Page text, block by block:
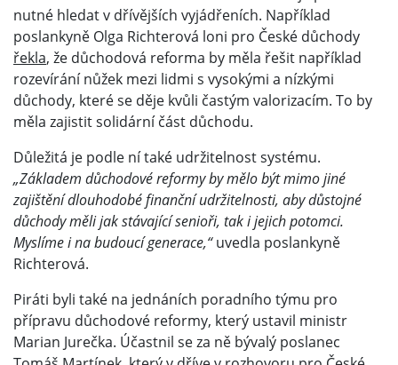
nutné hledat v dřívějších vyjádřeních. Například
poslankyně Olga Richterová loni pro České důchody
řekla, že důchodová reforma by měla řešit například
rozevírání nůžek mezi lidmi s vysokými a nízkými
důchody, které se děje kvůli častým valorizacím. To by
měla zajistit solidární část důchodu.
Důležitá je podle ní také udržitelnost systému.
„Základem důchodové reformy by mělo být mimo jiné
zajištění dlouhodobé finanční udržitelnosti, aby důstojné
důchody měli jak stávající senioři, tak i jejich potomci.
Myslíme i na budoucí generace,“uvedla poslankyně
Richterová.
Piráti byli také na jednáních poradního týmu pro
přípravu důchodové reformy, který ustavil ministr
Marian Jurečka. Účastnil se za ně bývalý poslanec